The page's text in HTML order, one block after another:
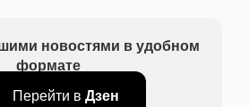
новостями в удобном
формате
Перейти в Дзен